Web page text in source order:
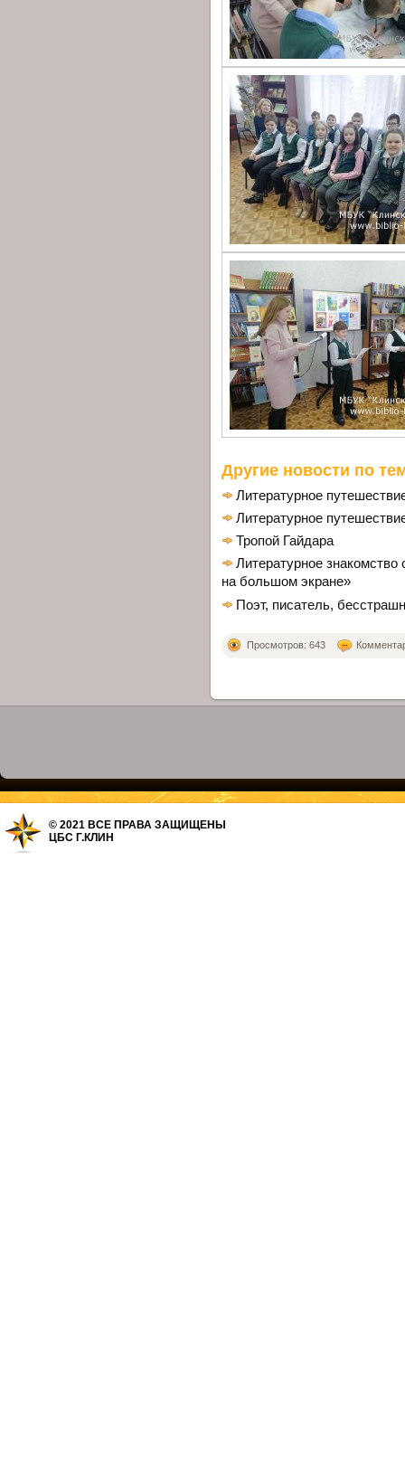
Другие новости по
Литературное
Литературное
Тропой Гайдара
Литературное
на большом экране»
Поэт, писатель,
Просмотров: 643
© 2021 ВСЕ ПРАВА ЗАЩИЩЕНЫ
ЦБС Г.КЛИН